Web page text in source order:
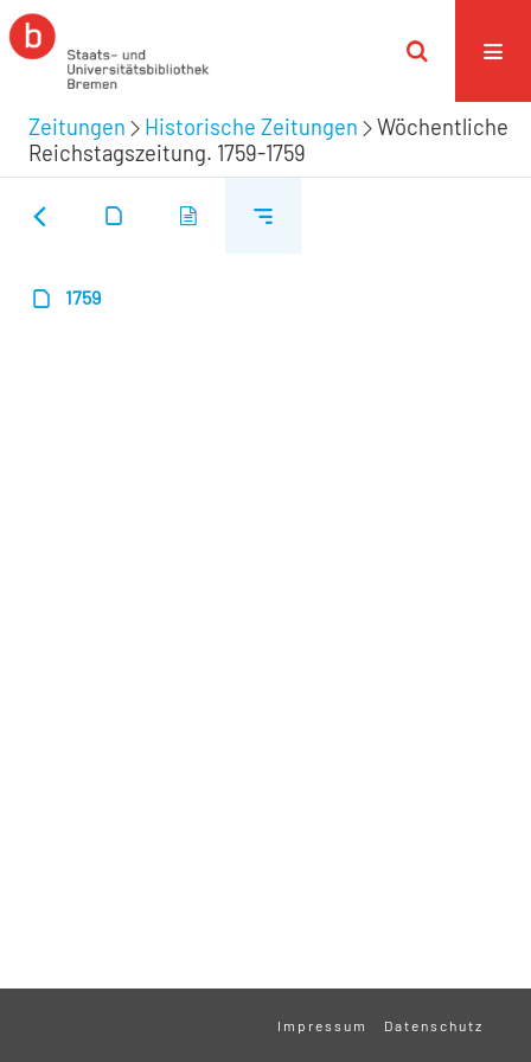
Zeitungen Historische Zeitungen
Wöchentliche
Reichstagszeitung. 1759-1759
1759
Impressum Datenschutz